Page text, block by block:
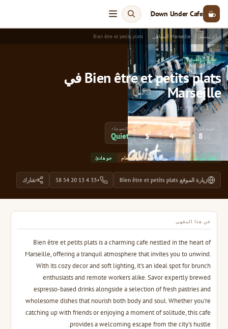
Down Under Cafe
الرئيسية Marseille المقاهي Bien être et petits plats
مناسب للعمل
Bien être et petits plats في
Marseille
15, Marseille, France
تقييم العمل
8 /10
واي فاي
4/5
السعر
$
الضوضاء
Quiet
عمل عن بعد واي فاي سريع قائمة الطعام جو هادئ
زيارة الموقع Bien être et petits plats +33 4 13 20 54 58 شارك
عن هذا المقهى
Bien être et petits plats is a charming cafe nestled in the heart of
Marseille, offering a tranquil atmosphere that invites you to unwind.
With its cozy decor and soft lighting, it's an ideal spot for brunch
enthusiasts and remote workers alike. Savor expertly brewed
espresso-based drinks alongside a selection of fresh pastries and
wholesome dishes that nourish both body and soul. Whether you're
catching up with friends or enjoying a moment of solitude, this cafe
provides a welcoming escape from the city's hustle.